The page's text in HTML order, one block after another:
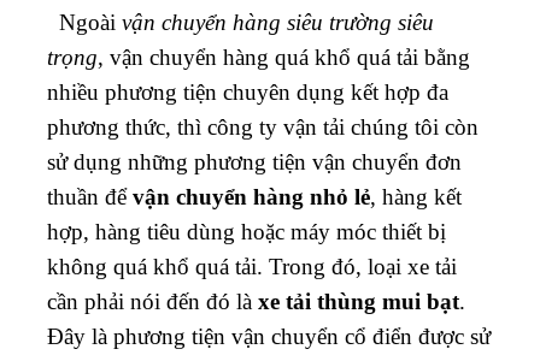
Ngoài vận chuyển hàng siêu trường siêu
trọng, vận chuyển hàng quá khổ quá tải bằng
nhiều phương tiện chuyên dụng kết hợp đa
phương thức, thì công ty vận tải chúng tôi còn
sử dụng những phương tiện vận chuyển đơn
thuần đểvận chuyển hàng nhỏ lẻ, hàng kết
hợp, hàng tiêu dùng hoặc máy móc thiết bị
không quá khổ quá tải. Trong đó, loại xe tải
cần phải nói đến đó là xe tải thùng mui bạt.
Đây là phương tiện vận chuyển cổ điển được sử